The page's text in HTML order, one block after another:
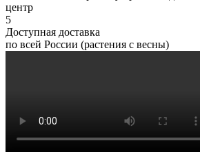
центр
5
Доступная доставка
по всей России (растения с весны)